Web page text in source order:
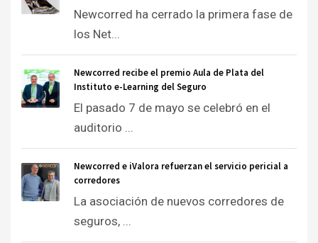
Newcorred ha cerrado la primera fase de
los Net...
Newcorred recibe el premio Aula de Plata del
Instituto e-Learning del Seguro
El pasado 7 de mayo se celebró en el
auditorio ...
Newcorred e iValora refuerzan el servicio pericial a
corredores
La asociación de nuevos corredores de
seguros, ...